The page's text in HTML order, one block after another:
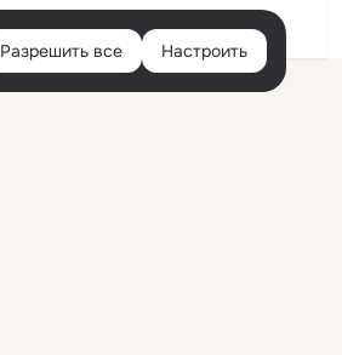
Войти
Разрешить все Настроить